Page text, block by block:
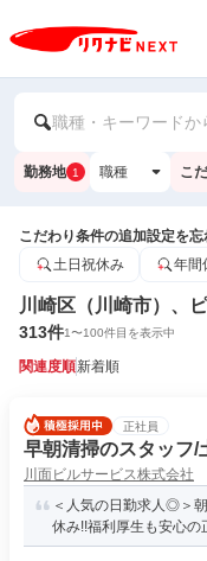
職種・キーワードか
勤務地 1 職種 こ
こだわり条件の追加設定を
土日祝休み
年間
川崎区（川崎市）、
313件1〜100件目を表示中
関連度順新着順
正社員
早朝清掃のスタッフ/
川面ビルサービス株式会社
＜人気の日勤求人◎＞
休み!!福利厚生も安心の